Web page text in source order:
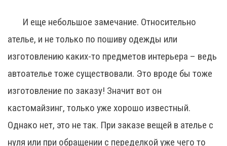
И еще небольшое замечание. Относительно
ателье, и не только по пошиву одежды или
изготовлению каких-то предметов интерьера – ведь
автоателье тоже существовали. Это вроде бы тоже
изготовление по заказу! Значит вот он
кастомайзинг, только уже хорошо известный.
Однако нет, это не так. При заказе вещей в ателье с
нуля или при обращении с переделкой уже чего то